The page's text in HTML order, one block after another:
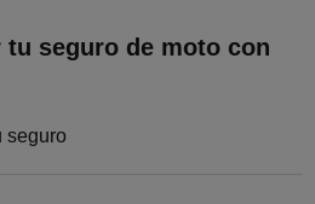
seguro de moto con
seguro